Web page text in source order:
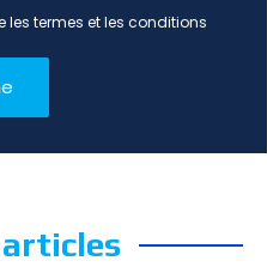
les termes et les conditions